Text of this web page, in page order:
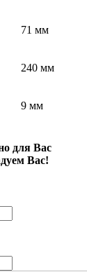
71 мм
240 мм
9 мм
для Вас
Вас!